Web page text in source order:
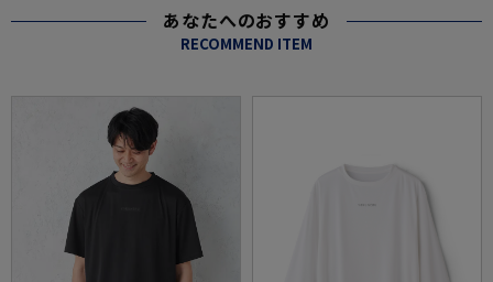
あなたへのおすすめ
RECOMMEND ITEM